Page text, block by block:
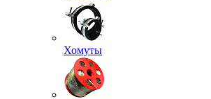
Хомуты